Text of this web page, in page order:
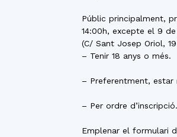
Públic principalment,
14:00h, excepte el 9
(C/ Sant Josep Oriol,
– Tenir 18 anys o més.
– Preferentment, estar
– Per ordre d’inscripció.
Emplenar el formulari